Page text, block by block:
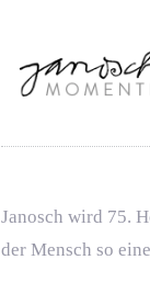
Janosch wird 75.
der Mensch so